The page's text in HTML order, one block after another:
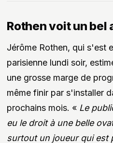
Rothen voit un bel
Jérôme Rothen, qui s'est
parisienne lundi soir,
une grosse marge de
même finir par s'installer
prochains mois. « Le
eu le droit à une belle
surtout un joueur qui est